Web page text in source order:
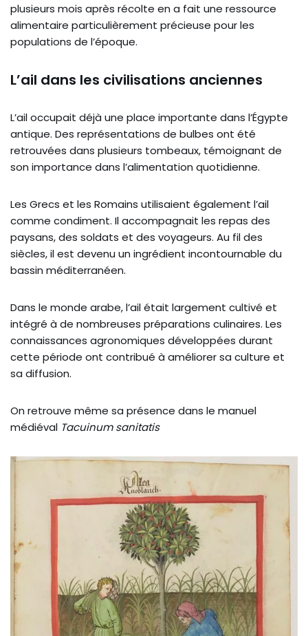
plusieurs mois après récolte en a fait une ressource
alimentaire particulièrement précieuse pour les
populations de l’époque.
L’ail dans les civilisations anciennes
L’ail occupait déjà une place importante dans l’Égypte
antique. Des représentations de bulbes ont été
retrouvées dans plusieurs tombeaux, témoignant de
son importance dans l’alimentation quotidienne.
Les Grecs et les Romains utilisaient également l’ail
comme condiment. Il accompagnait les repas des
paysans, des soldats et des voyageurs. Au fil des
siècles, il est devenu un ingrédient incontournable du
bassin méditerranéen.
Dans le monde arabe, l’ail était largement cultivé et
intégré à de nombreuses préparations culinaires. Les
connaissances agronomiques développées durant
cette période ont contribué à améliorer sa culture et
sa diffusion.
On retrouve même sa présence dans le manuel
médiéval Tacuinum sanitatis